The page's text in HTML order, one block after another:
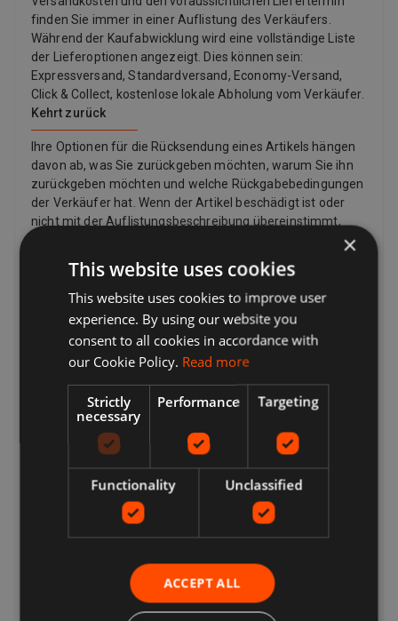
dem Eingang eines weiteren Ausgabegeräts verbinden. Dadurch
wird die Anzahl der Kabel zur Quelle auf ein Minimum reduziert.
finden Sie immer in einer Auflistung des Verkäufers.
Während der Kaufabwicklung wird eine vollständige Liste
der Lieferoptionen angezeigt. Dies können sein:
Expressversand, Standardversand, Economy-Versand,
Click & Collect, kostenlose lokale Abholung vom Verkäufer.
Kehrt zurück
Ihre Optionen für die Rücksendung eines Artikels hängen
davon ab, was Sie zurückgeben möchten, warum Sie ihn
zurückgeben möchten und welche Rückgabebedingungen
der Verkäufer hat. Wenn der Artikel beschädigt ist oder
nicht mit der Auflistungsbeschreibung übereinstimmt,
Rückgaberichtlinie des Verkäufers besagt, dass er keine
Rücksendungen akzeptiert. Wenn Sie Ihre Meinung
geändert haben und keinen Artikel mehr möchten, können
Sie dennoch eine Rücksendung anfordern, der Verkäufer
muss diese jedoch nicht akzeptieren. Wenn der Käufer
zurückgeben möchte, muss er möglicherweise die
Rücksendekosten bezahlen, abhängig von den
Rückgabebedingungen des Verkäufers. Verkäufer können
dem Käufer eine Rücksendeadresse und zusätzliche
Rücksendeportoinformationen zur Verfügung stellen.
mit dem Artikel gibt. Wenn der Artikel beispielsweise nicht
mit der Auflistungsbeschreibung übereinstimmt,
beschädigt oder defekt ist oder gefälscht ist. Laut Gesetz
haben Kunden in der Europäischen Union auch das Recht,
Tag zu stornieren, an dem Sie die letzte von Ihnen
bestellte Ware erhalten, oder ein von Ihnen angegebener
Dritter (außer dem Spediteur) (falls separat geliefert).
×
This website uses cookies
This website uses cookies to improve user
experience. By using our website you
consent to all cookies in accordance with
our Cookie Policy. Read more
Strictly
necessary
Performance Targeting
Functionality Unclassified
ACCEPT ALL